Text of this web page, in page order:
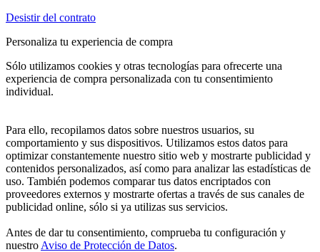
Desistir del contrato
Personaliza tu experiencia de compra
Sólo utilizamos cookies y otras tecnologías para ofrecerte una
experiencia de compra personalizada con tu consentimiento
individual.
Para ello, recopilamos datos sobre nuestros usuarios, su
comportamiento y sus dispositivos. Utilizamos estos datos para
optimizar constantemente nuestro sitio web y mostrarte publicidad y
contenidos personalizados, así como para analizar las estadísticas de
uso. También podemos comparar tus datos encriptados con
proveedores externos y mostrarte ofertas a través de sus canales de
publicidad online, sólo si ya utilizas sus servicios.
Antes de dar tu consentimiento, comprueba tu configuración y
nuestro Aviso de Protección de Datos.